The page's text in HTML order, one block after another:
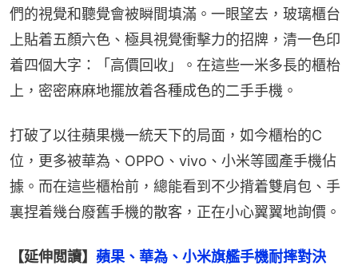
們的視覺和聽覺會被瞬間填滿。一眼望去，玻璃櫃台
上貼着五顏六色、極具視覺衝擊力的招牌，清一色印
着四個大字：「高價回收」。在這些一米多長的櫃枱
上，密密麻麻地擺放着各種成色的二手手機。
打破了以往蘋果機一統天下的局面，如今櫃枱的C
位，更多被華為、OPPO、vivo、小米等國產手機佔
據。而在這些櫃枱前，總能看到不少揹着雙肩包、手
裏捏着幾台廢舊手機的散客，正在小心翼翼地詢價。
【延伸閲讀】 蘋果、華為、小米旗艦手機耐摔對決